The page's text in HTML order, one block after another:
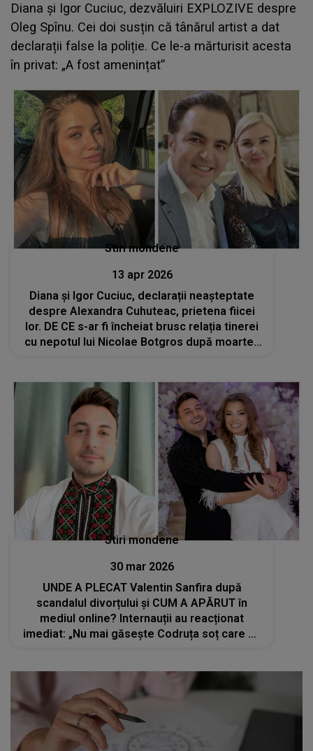
Diana și Igor Cuciuc, dezvăluiri EXPLOZIVE despre
Oleg Spînu. Cei doi susțin că tânărul artist a dat
declarații false la poliție. Ce le-a mărturisit acesta
în privat: „A fost amenințat”
Stiri mondene
13 apr 2026
Diana și Igor Cuciuc, declarații neașteptate
despre Alexandra Cuhuteac, prietena fiicei
lor. DE CE s-ar fi încheiat brusc relația tinerei
cu nepotul lui Nicolae Botgros după moartea
Stiri mondene
30 mar 2026
UNDE A PLECAT Valentin Sanfira după
scandalul divorțului și CUM A APĂRUT în
mediul online? Internauții au reacționat
imediat: „Nu mai găsește Codruța soț care să